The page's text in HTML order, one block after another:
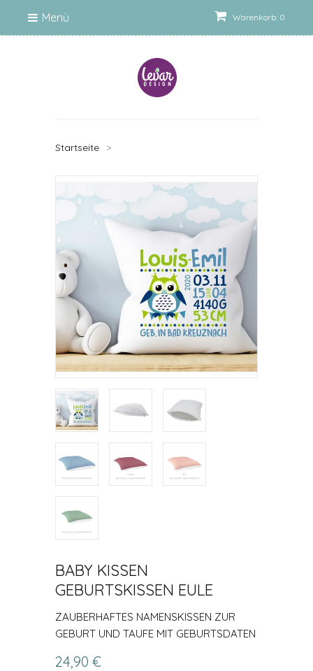
Warenkorb: 0
Menü
Startseite >
BABY KISSEN
GEBURTSKISSEN EULE
ZAUBERHAFTES NAMENSKISSEN ZUR
GEBURT UND TAUFE MIT GEBURTSDATEN
24,90 €